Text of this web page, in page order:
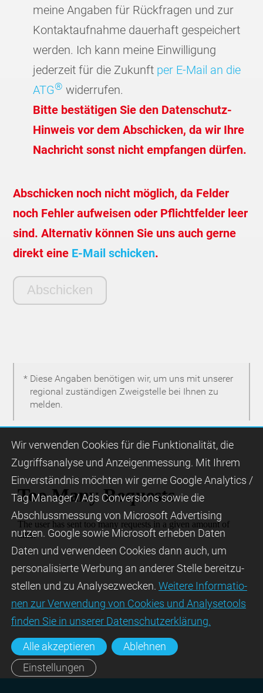
meine Angaben für Rückfragen und zur
Kontaktaufnahme dauerhaft gespeichert
werden. Ich kann meine Einwilligung
jederzeit für die Zukunft per E-Mail an die
ATG® widerrufen.
Bitte bestätigen Sie den Datenschutz-
Hinweis vor dem Abschicken, da wir Ihre
Nachricht sonst nicht empfangen dürfen.
Abschicken noch nicht möglich, da Felder
noch Fehler aufweisen oder Pflichtfelder leer
sind. Alternativ können Sie uns auch gerne
direkt eine E-Mail schicken.
* Diese Angaben benötigen wir, um uns mit unserer
regional zuständigen Zweigstelle bei Ihnen zu
melden.
Wir ver­wen­den Cookies für die Funktio­na­lität, die
Zugriffs­ana­lyse und Anzei­gen­mes­sung. Mit Ihrem
Ein­ver­ständ­nis möchten wir gerne Google Analytics /
Tag Manager / Ads Con­ver­sions sowie die
Abschluss­mes­sung von Micro­soft Adver­tising
nutzen. Google sowie Micro­soft erheben Daten
Daten und verwendeen Cookies dann auch, um
perso­nali­sierte Wer­bung an ande­rer Stelle bereit­zu­
stel­len und zu Ana­lyse­zwecken. Wei­tere Infor­matio­
nen zur Ver­wen­dung von Cookies und Ana­lyse­tools
fin­den Sie in unserer Daten­schutz­erklä­rung.
Alle akzeptieren
Ablehnen
Einstellungen